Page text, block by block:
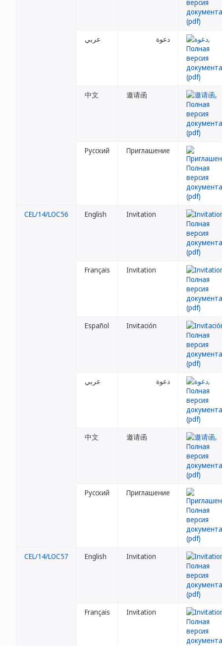
عربي دعوة
中文 邀请函
Русский Приглашение
CEL/14/LOC56 English Invitation
Français Invitation
Español Invitación
عربي دعوة
中文 邀请函
Русский Приглашение
CEL/14/LOC57 English Invitation
Français Invitation